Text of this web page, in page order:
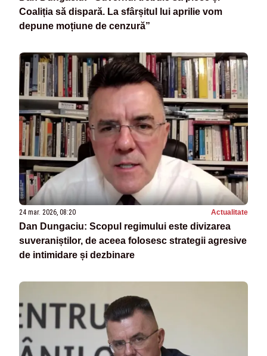
Coaliția să dispară. La sfârșitul lui aprilie vom
depune moțiune de cenzură”
24 mar. 2026, 08:20 Actualitate
Dan Dungaciu: Scopul regimului este divizarea
suveraniștilor, de aceea folosesc strategii agresive
de intimidare și dezbinare